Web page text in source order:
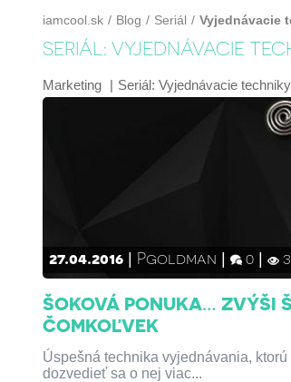
iamcool.sk Blog Seriál Vyjednávacie
SERIÁL: VYJEDNÁVACIE
Marketing Seriál:Vyjednávacie
27.04.2016 Pgoldman 0
ŠOKOVÁ PONUKA… ZVÝŠI
ČOMKOĽVEK
Úspešná technika vyjednávania,
dozvedieť sa o nej viac...